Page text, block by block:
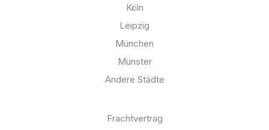
Köln
Leipzig
München
Münster
Andere Städte
Frachtvertrag